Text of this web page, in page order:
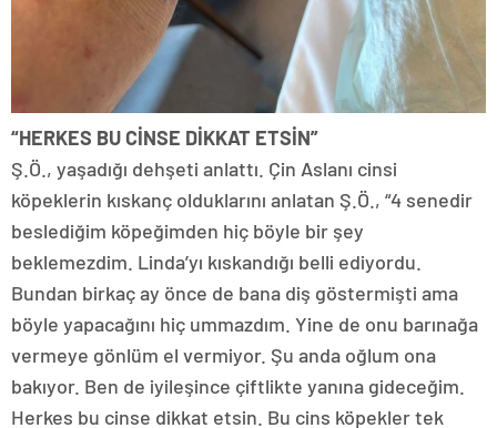
“HERKES BU CİNSE DİKKAT ETSİN”
Ş.Ö., yaşadığı dehşeti anlattı. Çin Aslanı cinsi
köpeklerin kıskanç olduklarını anlatan Ş.Ö., “4 senedir
beslediğim köpeğimden hiç böyle bir şey
beklemezdim. Linda’yı kıskandığı belli ediyordu.
Bundan birkaç ay önce de bana diş göstermişti ama
böyle yapacağını hiç ummazdım. Yine de onu barınağa
vermeye gönlüm el vermiyor. Şu anda oğlum ona
bakıyor. Ben de iyileşince çiftlikte yanına gideceğim.
Herkes bu cinse dikkat etsin. Bu cins köpekler tek